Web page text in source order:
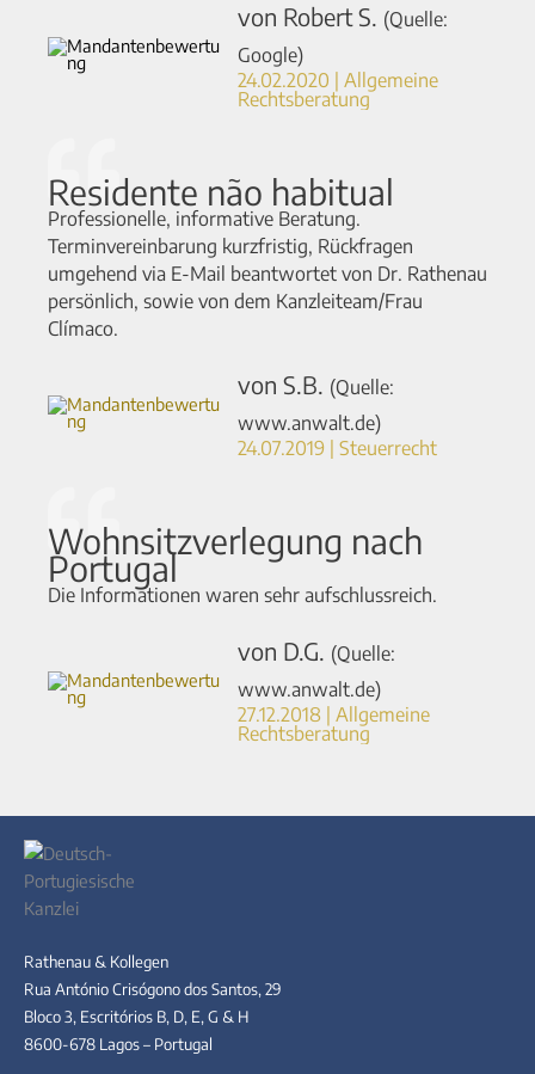
von Robert S. (Quelle:
Google)
24.02.2020 | Allgemeine
Rechtsberatung
Residente não habitual
Professionelle, informative Beratung.
Terminvereinbarung kurzfristig, Rückfragen
umgehend via E-Mail beantwortet von Dr. Rathenau
persönlich, sowie von dem Kanzleiteam/Frau
Clímaco.
von S.B. (Quelle:
www.anwalt.de)
24.07.2019 | Steuerrecht
Wohnsitzverlegung nach
Portugal
Die Informationen waren sehr aufschlussreich.
von D.G. (Quelle:
www.anwalt.de)
27.12.2018 | Allgemeine
Rechtsberatung
Rathenau & Kollegen
Rua António Crisógono dos Santos, 29
Bloco 3, Escritórios B, D, E, G & H
8600-678 Lagos – Portugal